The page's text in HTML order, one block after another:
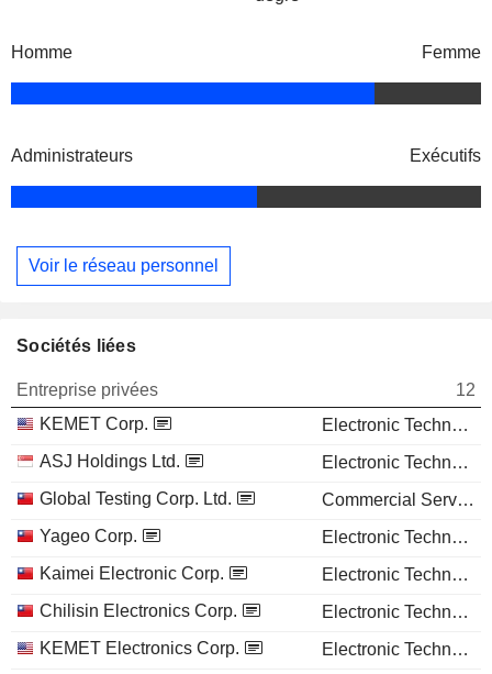
Homme Femme
Administrateurs Exécutifs
Voir le réseau personnel
Sociétés liées
Entreprise privées
12
KEMET Corp.
Electronic Technology
ASJ Holdings Ltd.
Electronic Technology
Global Testing Corp. Ltd.
Commercial Services
Yageo Corp.
Electronic Technology
Kaimei Electronic Corp.
Electronic Technology
Chilisin Electronics Corp.
Electronic Technology
KEMET Electronics Corp.
Electronic Technology